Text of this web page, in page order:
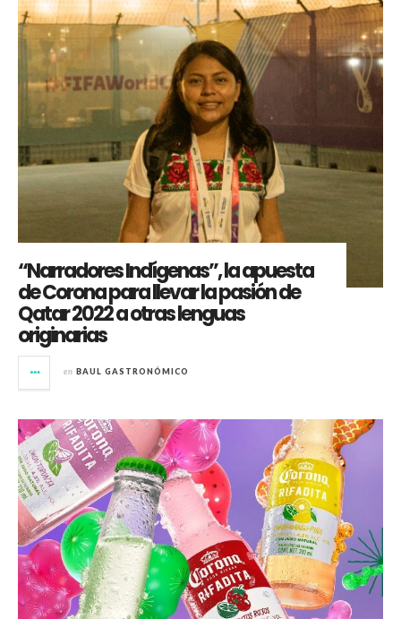
“Narradores Indígenas”, la apuesta
de Corona para llevar la pasión de
Qatar 2022 a otras lenguas
originarias
en BAUL GASTRONÓMICO